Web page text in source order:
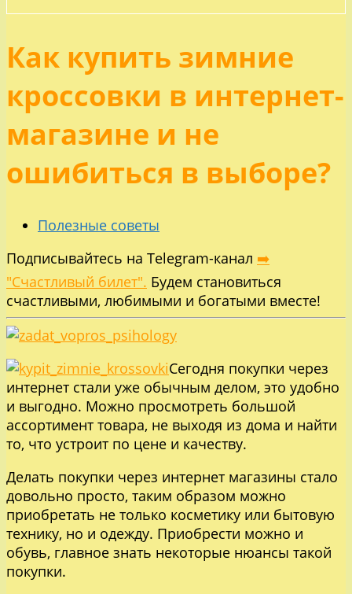
Как купить зимние
кроссовки в интернет-
магазине и не
ошибиться в выборе?
Полезные советы
Подписывайтесь на Telegram-канал ➡️
"Счастливый билет". Будем становиться
счастливыми, любимыми и богатыми вместе!
Сегодня покупки через
интернет стали уже обычным делом, это удобно
и выгодно. Можно просмотреть большой
ассортимент товара, не выходя из дома и найти
то, что устроит по цене и качеству.
Делать покупки через интернет магазины стало
довольно просто, таким образом можно
приобретать не только косметику или бытовую
технику, но и одежду. Приобрести можно и
обувь, главное знать некоторые нюансы такой
покупки.